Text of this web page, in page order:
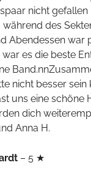
nicht gefallen
des
Abendessen war
war es die beste
nicht besser sein
uns eine schöne
dich
Anna H.
– 5 ★